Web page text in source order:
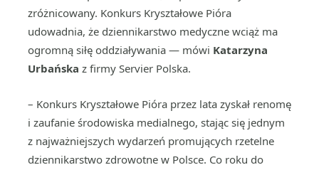
zróżnicowany. Konkurs Kryształowe Pióra
udowadnia, że dziennikarstwo medyczne wciąż ma
ogromną siłę oddziaływania — mówi Katarzyna
Urbańska z firmy Servier Polska.
– Konkurs Kryształowe Pióra przez lata zyskał renomę
i zaufanie środowiska medialnego, stając się jednym
z najważniejszych wydarzeń promujących rzetelne
dziennikarstwo zdrowotne w Polsce. Co roku do